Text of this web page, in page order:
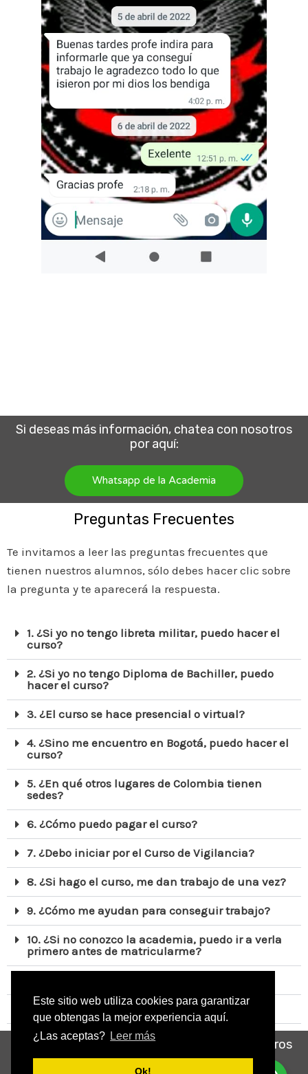
Este sitio web utiliza cookies para garantizar
que obtengas la mejor experiencia aquí.
¿Las aceptas? Leer más
Ok!
Si deseas más información, chatea con nosotros
por aquí:
Whatsapp de la Academia
Preguntas Frecuentes
Te invitamos a leer las preguntas frecuentes que
tienen nuestros alumnos, sólo debes hacer clic sobre
la pregunta y te aparecerá la respuesta.
1. ¿Si yo no tengo libreta militar, puedo hacer el
curso?
2. ¿Si yo no tengo Diploma de Bachiller, puedo
hacer el curso?
3. ¿El curso se hace presencial o virtual?
4. ¿Sino me encuentro en Bogotá, puedo hacer el
curso?
5. ¿En qué otros lugares de Colombia tienen
sedes?
6. ¿Cómo puedo pagar el curso?
7. ¿Debo iniciar por el Curso de Vigilancia?
8. ¿Si hago el curso, me dan trabajo de una vez?
9. ¿Cómo me ayudan para conseguir trabajo?
10. ¿Si no conozco la academia, puedo ir a verla
primero antes de matricularme?
12. ¿Qué otros cursos dan?
Si deseas más información, chatea con nosotros
por aquí: